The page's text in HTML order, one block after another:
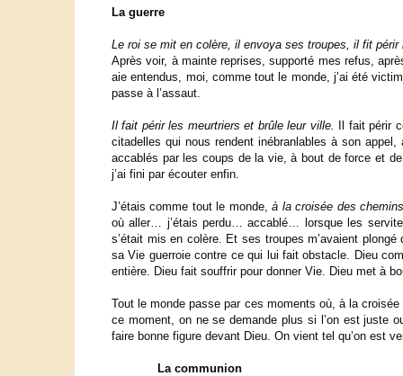
La guerre
Le roi se mit en colère, il envoya ses troupes, il fit
Après voir, à mainte reprises, supporté mes refus,
aie entendus, moi, comme tout le monde, j’ai été
passe à l’assaut.
Il fait périr les meurtriers et brûle leur ville.
Il fait périr
citadelles qui nous rendent inébranlables à son
accablés par les coups de la vie, à bout de force et
j’ai fini par écouter enfin.
J’étais comme tout le monde,à la croisée des
où aller… j’étais perdu… accablé… lorsque les
s’était mis en colère. Et ses troupes m’avaient
sa Vie guerroie contre ce qui lui fait obstacle. Dieu
entière. Dieu fait souffrir pour donner Vie. Dieu met à
Tout le monde passe par ces moments où, à la
ce moment, on ne se demande plus si l’on est juste
faire bonne figure devant Dieu. On vient tel qu’on est
La communion